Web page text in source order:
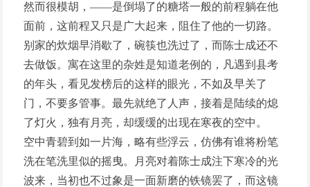
然而很模胡，——是倒塌了的糖塔一般的前程躺在他
面前，这前程又只是广大起来，阻住了他的一切路。
别家的炊烟早消歇了，碗筷也洗过了，而陈士成还不
去做饭。寓在这里的杂姓是知道老例的，凡遇到县考
的年头，看见发榜后的这样的眼光，不如及早关了
门，不要多管事。最先就绝了人声，接着是陆续的熄
了灯火，独有月亮，却缓缓的出现在寒夜的空中。
空中青碧到如一片海，略有些浮云，仿佛有谁将粉笔
洗在笔洗里似的摇曳。月亮对着陈士成注下寒冷的光
波来，当初也不过象是一面新磨的铁镜罢了，而这镜